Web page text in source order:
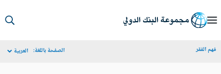
الفقر الصفحة باللغة: العربية